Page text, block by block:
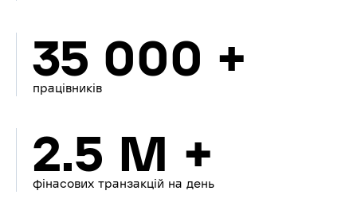
35 000 +
працівників
2.5 M +
фінасових транзакцій на день